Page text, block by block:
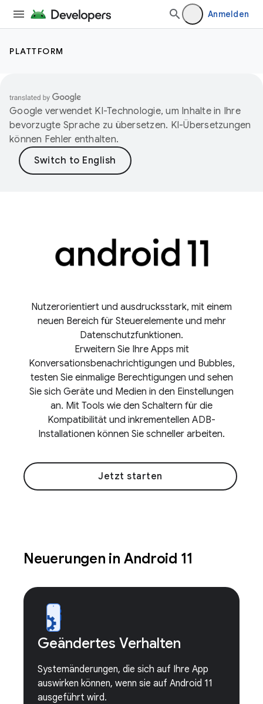
Anmelden
PLATTFORM
Google verwendet KI-Technologie, um Inhalte in Ihre
bevorzugte Sprache zu übersetzen. KI-Übersetzungen
können Fehler enthalten.
Nutzerorientiert und ausdrucksstark, mit einem
neuen Bereich für Steuerelemente und mehr
Datenschutzfunktionen.
Erweitern Sie Ihre Apps mit
Konversationsbenachrichtigungen und Bubbles,
testen Sie einmalige Berechtigungen und sehen
Sie sich Geräte und Medien in den Einstellungen
an. Mit Tools wie den Schaltern für die
Kompatibilität und inkrementellen ADB-
Installationen können Sie schneller arbeiten.
Jetzt starten
Neuerungen in Android 11
Geändertes Verhalten
Systemänderungen, die sich auf Ihre App
auswirken können, wenn sie auf Android 11
ausgeführt wird.